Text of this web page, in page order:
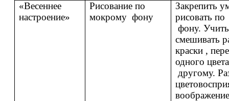
«Весеннее
настроение»
Рисование по
мокрому фону
Закрепить
рисовать
фону. Учить
смешивать
краски ,
одного
другому.